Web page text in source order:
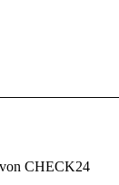
CHECK24